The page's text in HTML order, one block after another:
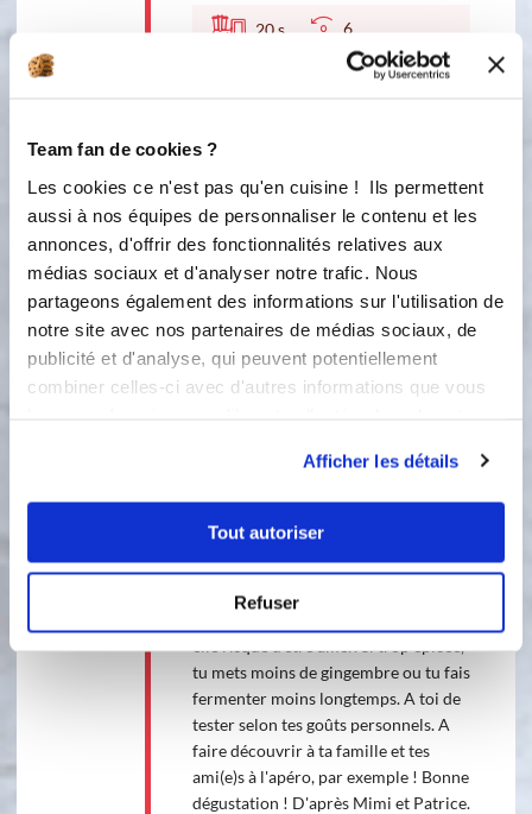
Team fan de cookies ?
Les cookies ce n'est pas qu'en cuisine ! Ils permettent
aussi à nos équipes de personnaliser le contenu et les
annonces, d'offrir des fonctionnalités relatives aux
médias sociaux et d'analyser notre trafic. Nous
partageons également des informations sur l'utilisation de
notre site avec nos partenaires de médias sociaux, de
publicité et d'analyse, qui peuvent potentiellement
combiner celles-ci avec d'autres informations que vous
Afficher les détails
Tout autoriser
Refuser
20s 6
10s 4
3
Laisser fermenter entre 5 à 10 h, à
température ambiante, afin qu'elle
pétille. Selon le degré de fermentation
que tu souhaites obtenir + tu laisses
macérer le gingembre, + ta boisson
sera épicée. Elle pétillera aussi + si tu
une bouteille à fermeture mécanique
réchauffée (comme une infusion).
Dans le frigo, elle continuera de
fermenter et pétiller mais ne pas
tu mets moins de gingembre ou tu fais
fermenter moins longtemps. A toi de
tester selon tes goûts personnels. A
faire découvrir à ta famille et tes
ami(e)s à l'apéro, par exemple ! Bonne
dégustation ! D'après Mimi et Patrice.